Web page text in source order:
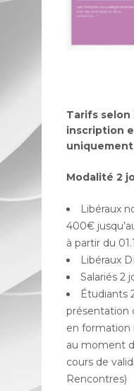
Tarifs selon
inscription
Modalité 2
Libéraux
400€
à partir du
Libéraux
Salariés 2
Étudiants
présentation
en formation
au moment
cours de
Rencontres)